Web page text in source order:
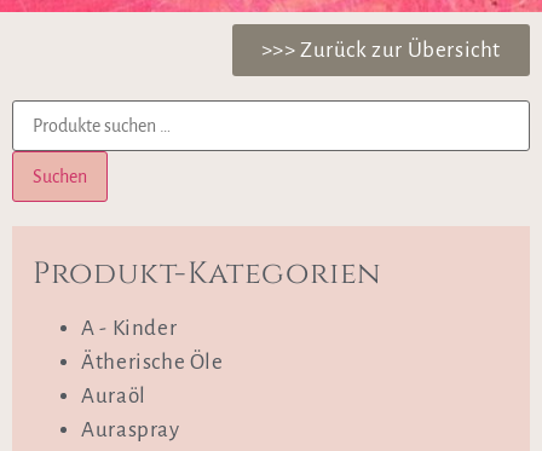
>>> Zurück zur Übersicht
Suchen
Produkt-Kategorien
A - Kinder
Ätherische Öle
Auraöl
Auraspray